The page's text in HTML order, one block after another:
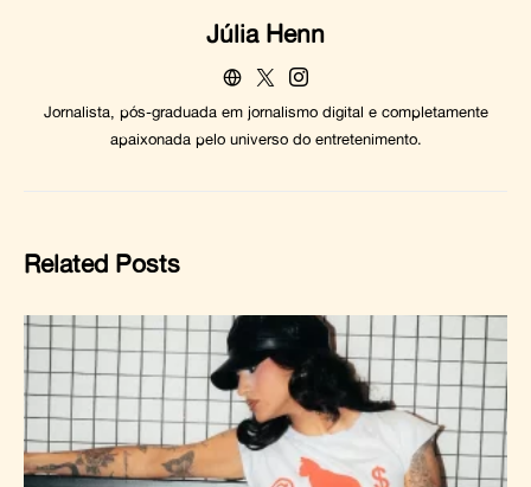
Júlia Henn
Jornalista, pós-graduada em jornalismo digital e completamente
apaixonada pelo universo do entretenimento.
Related Posts